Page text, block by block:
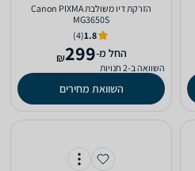
‏הזרקת דיו ‏משולבת Canon PIXMA
MG3650S
1.8
(4)
‫החל מ-299
₪
השוואה ב-2 חנויות
השוואת מחירים